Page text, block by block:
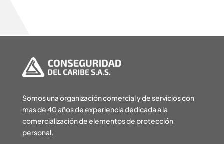
Somos una organización comercial y de servicios con
mas de 40 años de experiencia dedicada a la
comercialización de elementos de protección
personal.